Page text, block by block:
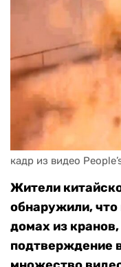
кадр из видео
Жители
обнаружили, что
домах из
подтверждение